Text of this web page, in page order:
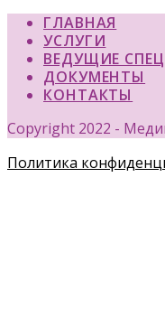
ГЛАВНАЯ
УСЛУГИ
ВЕДУЩИЕ
ДОКУМЕНТЫ
КОНТАКТЫ
Copyright 2022 -
Политика